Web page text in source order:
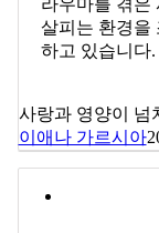
살피는 환경을
하고 있습니다.
사랑과 영양이 넘
이애나 가르시아